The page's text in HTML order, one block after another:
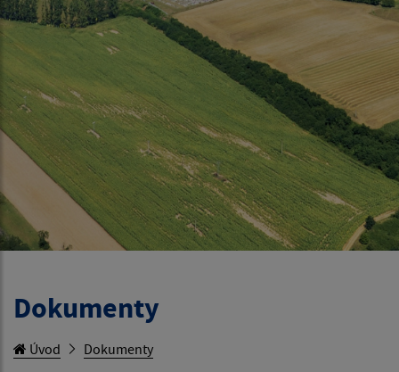
Dokumenty
Úvod Dokumenty